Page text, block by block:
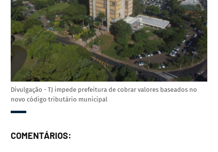
Divulgação - TJ impede prefeitura de cobrar valores baseados no
novo código tributário municipal
COMENTÁRIOS: